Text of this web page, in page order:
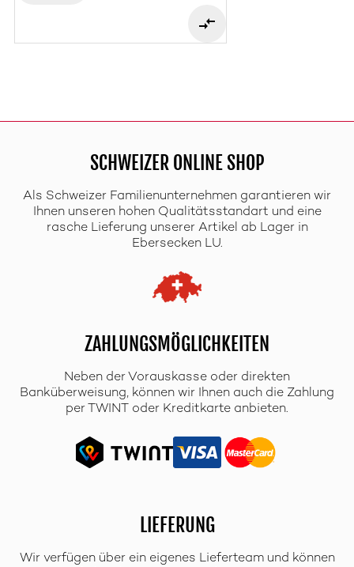
SCHWEIZER ONLINE SHOP
Als Schweizer Familienunternehmen garantieren wir
Ihnen unseren hohen Qualitätsstandart und eine
rasche Lieferung unserer Artikel ab Lager in
Ebersecken LU.
ZAHLUNGSMÖGLICHKEITEN
Neben der Vorauskasse oder direkten
Banküberweisung, können wir Ihnen auch die Zahlung
per TWINT oder Kreditkarte anbieten.
LIEFERUNG
Wir verfügen über ein eigenes Lieferteam und können